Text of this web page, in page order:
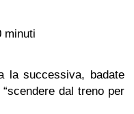
minuti
la successiva, badate
dal treno per